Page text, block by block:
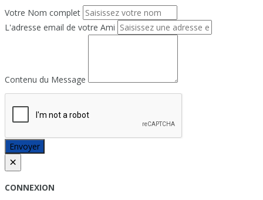
Votre Nom complet
L'adresse email de votre Ami
Contenu du Message
Envoyer
×
CONNEXION